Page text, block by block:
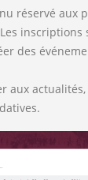
réservé aux
inscriptions
des
aux